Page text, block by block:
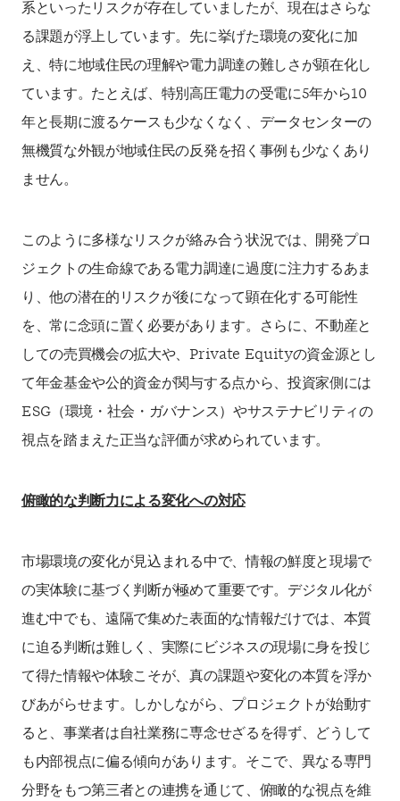
系といったリスクが存在していましたが、現在はさらな
る課題が浮上しています。先に挙げた環境の変化に加
え、特に地域住民の理解や電力調達の難しさが顕在化し
ています。たとえば、特別高圧電力の受電に5年から10
年と長期に渡るケースも少なくなく、データセンターの
無機質な外観が地域住民の反発を招く事例も少なくあり
ません。
このように多様なリスクが絡み合う状況では、開発プロ
ジェクトの生命線である電力調達に過度に注力するあま
り、他の潜在的リスクが後になって顕在化する可能性
を、常に念頭に置く必要があります。さらに、不動産と
しての売買機会の拡大や、Private Equityの資金源とし
て年金基金や公的資金が関与する点から、投資家側には
ESG（環境・社会・ガバナンス）やサステナビリティの
視点を踏まえた正当な評価が求められています。
俯瞰的な判断力による変化への対応
市場環境の変化が見込まれる中で、情報の鮮度と現場で
の実体験に基づく判断が極めて重要です。デジタル化が
進む中でも、遠隔で集めた表面的な情報だけでは、本質
に迫る判断は難しく、実際にビジネスの現場に身を投じ
て得た情報や体験こそが、真の課題や変化の本質を浮か
びあがらせます。しかしながら、プロジェクトが始動す
ると、事業者は自社業務に専念せざるを得ず、どうして
も内部視点に偏る傾向があります。そこで、異なる専門
分野をもつ第三者との連携を通じて、俯瞰的な視点を維